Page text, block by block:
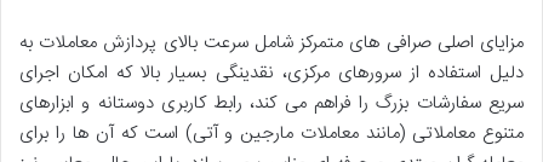
مزایای اصلی صرافی های متمرکز شامل سرعت بالای پردازش معاملات به
دلیل استفاده از سرورهای مرکزی، نقدینگی بسیار بالا که امکان اجرای
سریع سفارشات بزرگ را فراهم می کند، رابط کاربری دوستانه و ابزارهای
متنوع معاملاتی (مانند معاملات مارجین و آتی) است که آن ها را برای